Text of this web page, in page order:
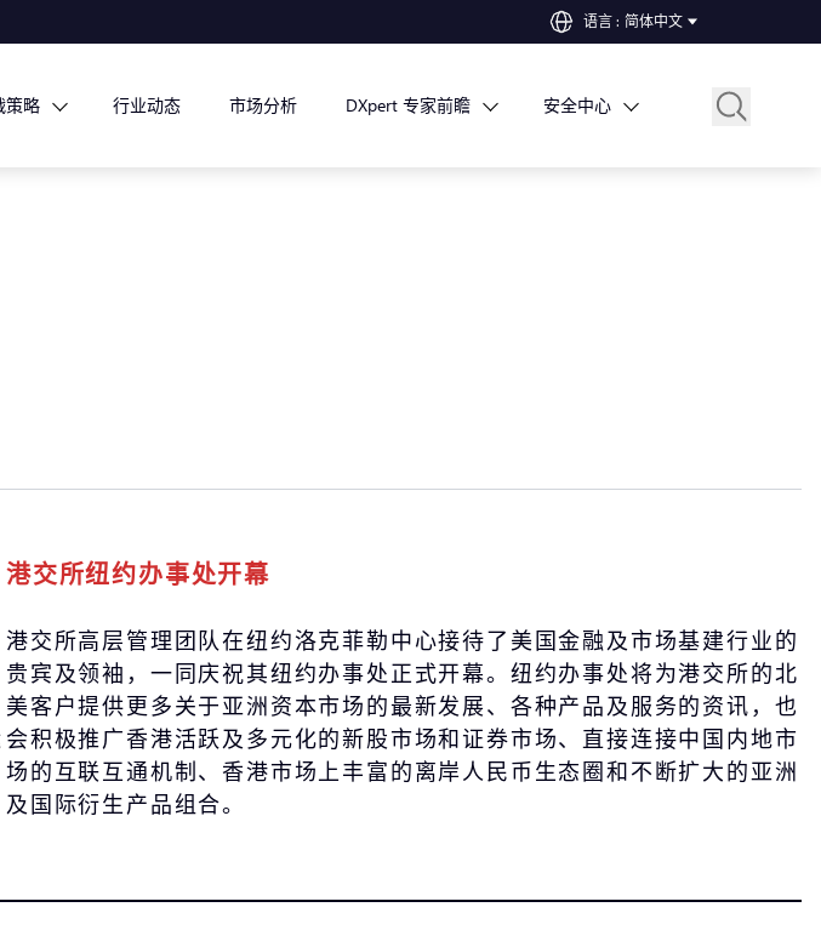
语言 : 简体中文
策略 行业动态 市场分析 DXpert 专家前瞻 安全中心
港交所纽约办事处开幕
港交所高层管理团队在纽约洛克菲勒中心接待了美国金融及市场基建行业的
贵宾及领袖，一同庆祝其纽约办事处正式开幕。纽约办事处将为港交所的北
美客户提供更多关于亚洲资本市场的最新发展、各种产品及服务的资讯，也
会积极推广香港活跃及多元化的新股市场和证券市场、直接连接中国内地市
场的互联互通机制、香港市场上丰富的离岸人民币生态圈和不断扩大的亚洲
及国际衍生产品组合。